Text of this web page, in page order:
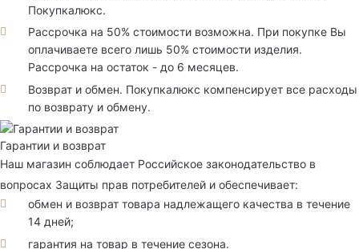
Покупкалюкс.
Рассрочка на 50% стоимости возможна. При покупке Вы
оплачиваете всего лишь 50% стоимости изделия.
Рассрочка на остаток - до 6 месяцев.
Возврат и обмен. Покупкалюкс компенсирует все расходы
по возврату и обмену.
Гарантии и возврат
Наш магазин соблюдает Российское законодательство в
вопросах Защиты прав потребителей и обеспечивает:
обмен и возврат товара надлежащего качества в течение
14 дней;
гарантия на товар в течение сезона.